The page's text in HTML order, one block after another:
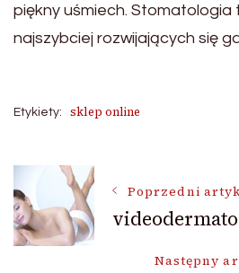
piękny uśmiech.
najszybciej rozwijających się
Etykiety: sklep online
Nawigacja
wpisu
Poprzedni
Następny